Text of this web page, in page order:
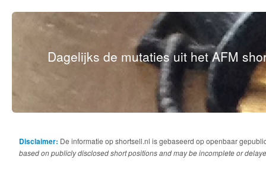
Dagelijks de mutaties uit het AFM
Disclaimer: De informatie op shortsell.nl is gebaseerd op openbaar
based on publicly disclosed short positions and may be incomplete or